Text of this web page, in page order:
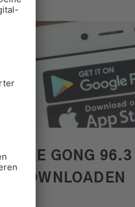
NEUE GONG
DOWNLOADEN